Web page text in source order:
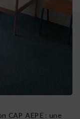
CAP AEPE : une